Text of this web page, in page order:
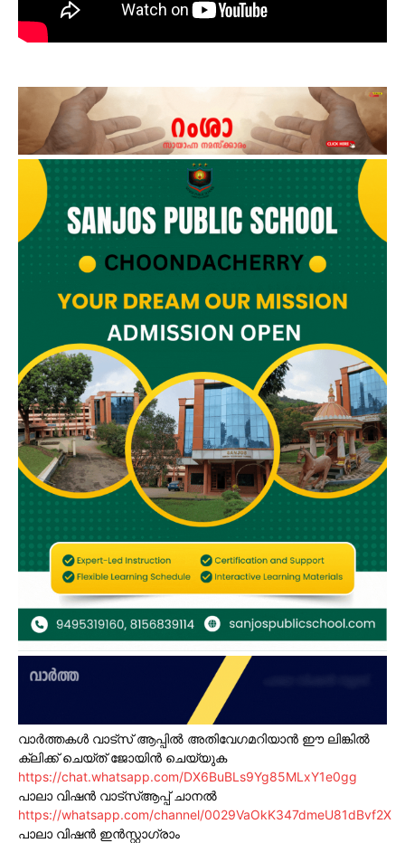
വാർത്തകൾ വാട്സ് ആപ്പിൽ അതിവേഗമറിയാൻ ഈ ലിങ്കിൽ
ക്ലിക്ക് ചെയ്ത് ജോയിൻ ചെയ്യുക
https://chat.whatsapp.com/DX6BuBLs9Yg85MLxY1e0gg
പാലാ വിഷൻ വാട്സ്ആപ്പ് ചാനൽ
https://whatsapp.com/channel/0029VaOkK347dmeU81dBvf2X
പാലാ വിഷൻ ഇൻസ്റ്റാഗ്രാം